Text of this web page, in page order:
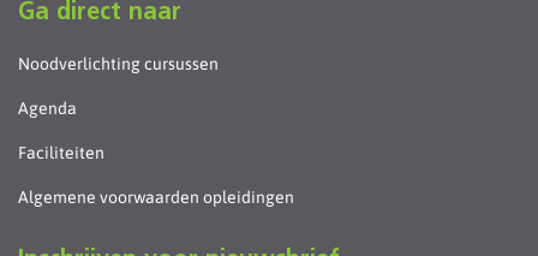
Ga direct naar
Noodverlichting cursussen
Agenda
Faciliteiten
Algemene voorwaarden opleidingen